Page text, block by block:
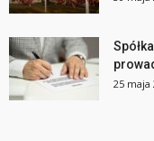
25 maja